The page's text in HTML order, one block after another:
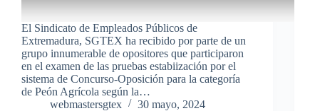
El Sindicato de Empleados Públicos de
Extremadura, SGTEX ha recibido por parte de un
grupo innumerable de opositores que participaron
en el examen de las pruebas estabiización por el
sistema de Concurso-Oposición para la categoría
de Peón Agrícola según la…
webmastersgtex
30 mayo, 2024